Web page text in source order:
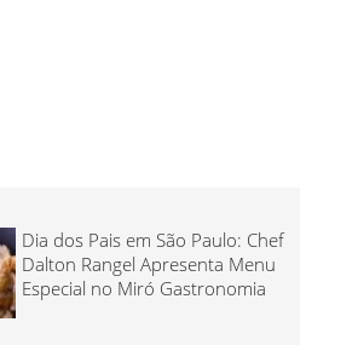
Dia dos Pais em São Paulo: Chef
Dalton Rangel Apresenta Menu
Especial no Miró Gastronomia